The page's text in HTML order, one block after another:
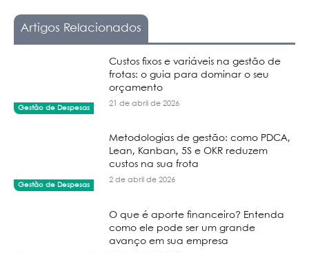
Artigos Relacionados
Gestão de Despesas
Custos fixos e variáveis na gestão de
frotas: o guia para dominar o seu
orçamento
21 de abril de 2026
Gestão de Despesas
Metodologias de gestão: como PDCA,
Lean, Kanban, 5S e OKR reduzem
custos na sua frota
2 de abril de 2026
O que é aporte financeiro? Entenda
como ele pode ser um grande
avanço em sua empresa